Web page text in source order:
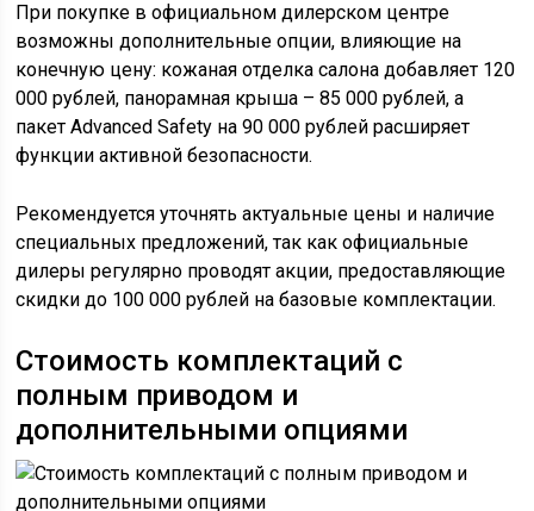
При покупке в официальном дилерском центре
возможны дополнительные опции, влияющие на
конечную цену: кожаная отделка салона добавляет 120
000 рублей, панорамная крыша – 85 000 рублей, а
пакет Advanced Safety на 90 000 рублей расширяет
функции активной безопасности.
Рекомендуется уточнять актуальные цены и наличие
специальных предложений, так как официальные
дилеры регулярно проводят акции, предоставляющие
скидки до 100 000 рублей на базовые комплектации.
Стоимость комплектаций с
полным приводом и
дополнительными опциями